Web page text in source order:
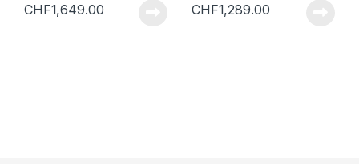
CHF1,649.00 CHF1,289.00